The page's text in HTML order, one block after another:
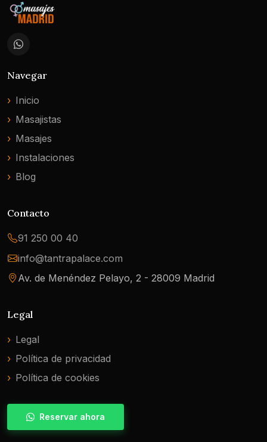
Navegar
Inicio
Masajistas
Masajes
Instalaciones
Blog
Contacto
91 250 00 40
info@tantrapalace.com
Av. de Menéndez Pelayo, 2 - 28009 Madrid
Legal
Legal
Política de privacidad
Política de cookies
Reservar ahora